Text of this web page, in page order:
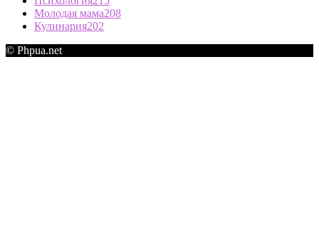
Молодая мама208
Кулинария202
© Phpua.net